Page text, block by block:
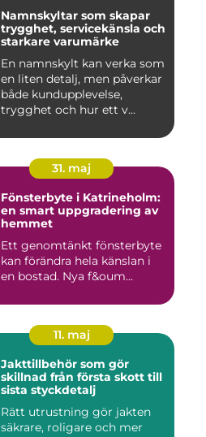
Namnskyltar som skapar
trygghet, servicekänsla och
starkare varumärke
En namnskylt kan verka som
en liten detalj, men påverkar
både kundupplevelse,
trygghet och hur ett v...
31. maj
Fönsterbyte i Katrineholm:
en smart uppgradering av
hemmet
Ett genomtänkt fönsterbyte
kan förändra hela känslan i
en bostad. Nya f&oum...
11. maj
Jakttillbehör som gör
skillnad från första skott till
sista styckdetalj
Rätt utrustning gör jakten
säkrare, roligare och mer